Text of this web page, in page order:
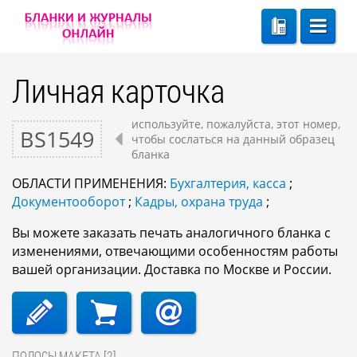
Личная карточка
BS1549
используйте, пожалуйста, этот номер,
чтобы сослаться на данный образец
бланка
ОБЛАСТИ ПРИМЕНЕНИЯ: Бухгалтерия, касса ;
Документооборот; Кадры, охрана труда ;
Вы можете заказать печать аналогичного бланка с
изменениями, отвечающими особенностям работы
вашей организации. Доставка по Москве и России.